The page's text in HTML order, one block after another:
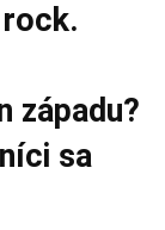
západu?
sa